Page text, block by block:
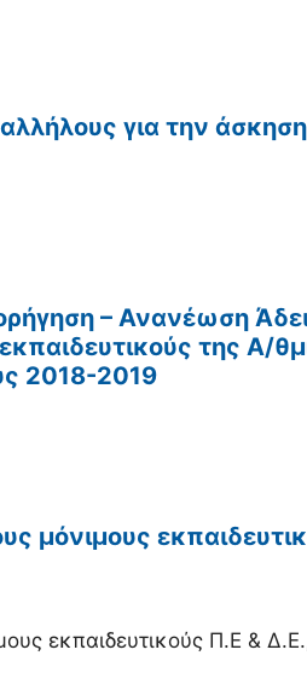
για την
– Ανανέωση
της Α/
2018-2019
μόνιμους
εκπαιδευτικούς Π.Ε &